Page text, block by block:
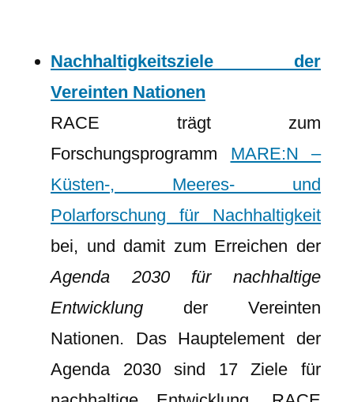
Nachhaltigkeitsziele der
Vereinten Nationen
RACE trägt zum
Forschungsprogramm MARE:N –
Küsten-, Meeres- und
Polarforschung für Nachhaltigkeit
bei, und damit zum Erreichen der
Agenda 2030 für nachhaltige
Entwicklung der Vereinten
Nationen. Das Hauptelement der
Agenda 2030 sind 17 Ziele für